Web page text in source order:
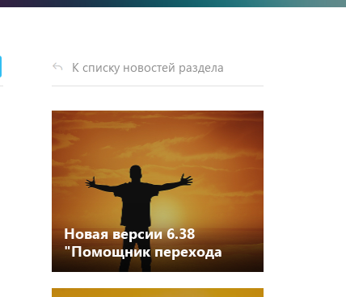
К списку новостей раздела
Новая версии 6.38
"Помощник перехода
Камин - ЗУП, ЗГУ, КА,
ERP"